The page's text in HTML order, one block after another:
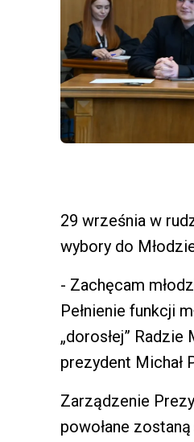
29 września w
wybory do
- Zachęcam
Pełnienie funkcji
„dorosłej”
prezydent Michał
Zarządzenie
powołane